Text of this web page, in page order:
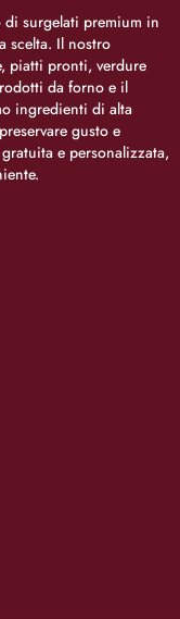
surgelati premium in
scelta. Il nostro
piatti pronti, verdure
da forno e il
ingredienti di alta
gusto e
e personalizzata,